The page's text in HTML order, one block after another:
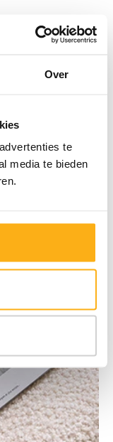
Over
te
media te bieden